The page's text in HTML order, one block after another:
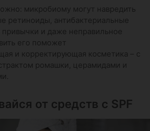
микробиому могут навредить
ретиноиды, антибактериальные
и даже неправильное
его поможет
и корректирующая косметика – с
ромашки, церамидами и
от средств с SPF